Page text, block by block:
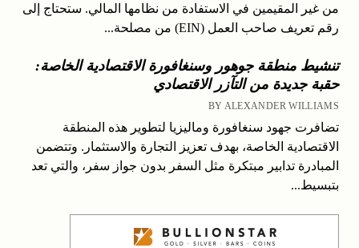
من غير المقيمين في الاستفادة من نظامها المالي. ستحتاج إلى
رقم تعريف صاحب العمل (EIN) من مصلحة...
تنشيط منطقة جوهور وسنغافورة الاقتصادية الخاصة:
حقبة جديدة من التآزر الاقتصادي
BY ALEXANDER WILLIAMS
تضافرت جهود سنغافورة وماليزيا لتطوير هذه المنطقة
الاقتصادية الخاصة، بهدف تعزيز التجارة والاستثمار. وتتضمن
المبادرة تدابير مبتكرة مثل السفر بدون جواز سفر، والتي تعد
بتبسيط...